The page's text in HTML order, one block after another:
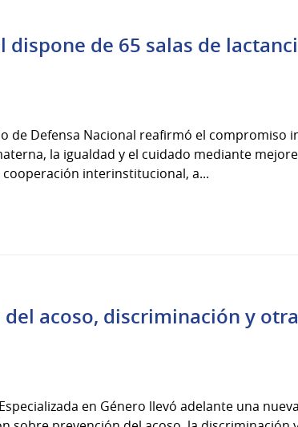
de 65 salas de
de Defensa Nacional reafirmó el compromiso
la igualdad y el cuidado mediante
cooperación interinstitucional, a...
acoso, discriminación y
en Género llevó adelante una